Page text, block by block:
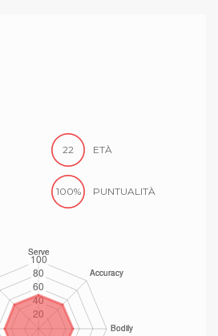
22 ETÀ
100% PUNTUALITÀ